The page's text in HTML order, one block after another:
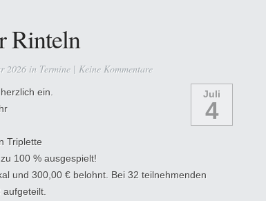
Rinteln
2026 in Termine | Keine Kommentare
Juli
4
ein.
Triplette
100 % ausgespielt!
und 300,00 € belohnt. Bei 32 teilnehmenden